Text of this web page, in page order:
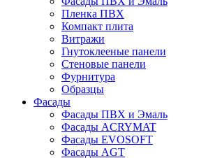
Пленка ПВХ
Компакт плита
Витражи
Гнутоклееные панели
Стеновые панели
Фурнитура
Образцы
Фасады
Фасады ПВХ и Эмаль
Фасады ACRYMAT
Фасады EVOSOFT
Фасады AGT